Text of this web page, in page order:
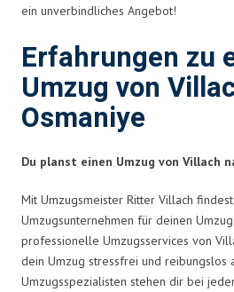
ein unverbindliches Angebot!
Erfahrungen zu
Umzug von
Osmaniye
Du planst einen Umzug von Villach
Mit Umzugsmeister Ritter Villach
Umzugsunternehmen für deinen
professionelle Umzugsservices von
dein Umzug stressfrei und reibungslos
Umzugsspezialisten stehen dir bei